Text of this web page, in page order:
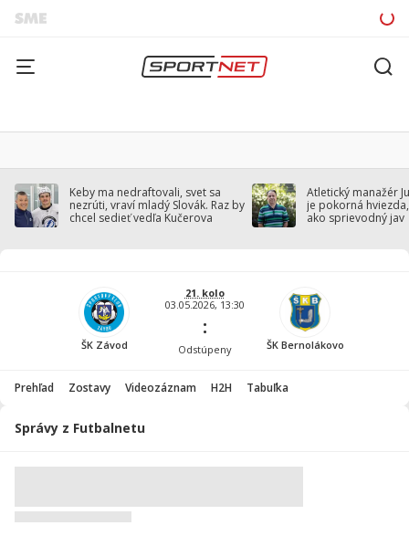
Keby ma nedraftovali, svet sa
nezrúti, vraví mladý Slovák. Raz by
chcel sedieť vedľa Kučerova
Atletický manažér
je pokorná
ako sprievodný jav
ŠK Závod
21. kolo
03.05.2026, 13:30
:
Odstúpeny ŠK Bernolákovo
Prehľad Zostavy Videozáznam H2H Tabuľka
Správy z Futbalnetu